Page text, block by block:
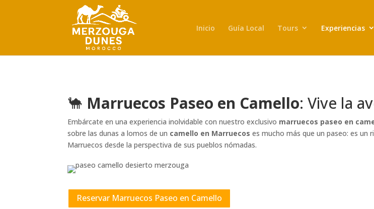
Inicio Guía Local Tours Experiencias
🐪 Marruecos Paseo en Camello: Vive la
Embárcate en una experiencia inolvidable con nuestro exclusivo marruecos paseo en
sobre las dunas a lomos de un camello en Marruecos es mucho más que un paseo: es un
Marruecos desde la perspectiva de sus pueblos nómadas.
Reservar Marruecos Paseo en Camello